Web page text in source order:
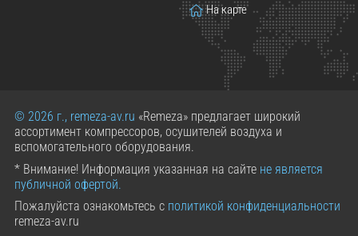
На карте
© 2026 г., remeza-av.ru «Remeza» предлагает широкий
ассортимент компрессоров, осушителей воздуха и
вспомогательного оборудования.
* Внимание! Информация указанная на сайте не является
публичной офертой.
Пожалуйста ознакомьтесь с политикой конфиденциальности
remeza-av.ru